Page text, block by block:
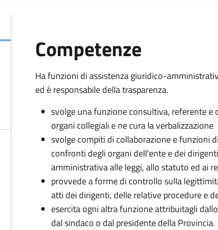
Competenze
Ha funzioni di assistenza giuridico-
ed è responsabile della trasparenza.
svolge una funzione consultiva, referente e
organi collegiali e ne cura la verbalizzazione
svolge compiti di collaborazione e funzioni
confronti degli organi dell'ente e dei
amministrativa alle leggi, allo statuto ed ai
provvede a forme di controllo sulla
atti dei dirigenti, delle relative procedure e
esercita ogni altra funzione attribuitagli
dal sindaco o dal presidente della Provincia.